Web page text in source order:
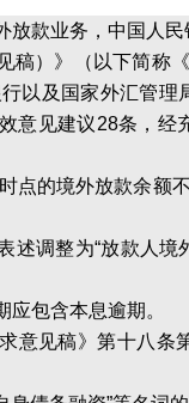
放款业务，中国人
稿）》（以下简称
以及国家外汇管
意见建议28条，经
的境外放款余额不
调整为“放款人境
包含本息逾期。
见稿》第十八条